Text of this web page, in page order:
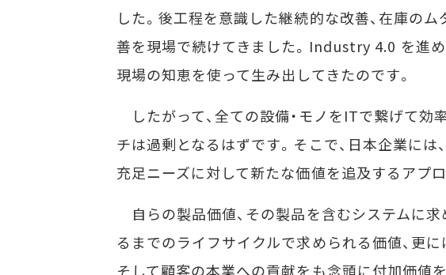
した。後工程を意識した継続的な改善、在庫の
善を現場で続けてきました。Industry 4.0 を進
現場の知恵を使って生み出してきたのです。
したがって、全ての設備・モノをITで繋げて
チは過剰となるはずです。そこで、日本企業には
充足ニーズに対して新たな価値を追及するアプ
自らの製品価値、その製品を含むシステムに
るまでのライフサイクルで求められる価値、更
そして顧客の本業への貢献をも念頭に付加価値